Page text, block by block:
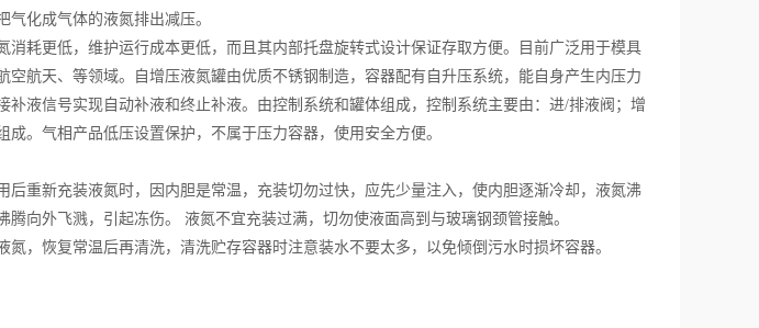
化成气体的液氮排出减压。
耗更低，维护运行成本更低，而且其内部托盘旋转式设计保证存取方便。目前广泛用于模具
空航天、等领域。自增压液氮罐由优质不锈钢制造，容器配有自升压系统，能自身产生内压力
补液信号实现自动补液和终止补液。由控制系统和罐体组成，控制系统主要由：进/排液阀；增
。气相产品低压设置保护，不属于压力容器，使用安全方便。
重新充装液氮时，因内胆是常温，充装切勿过快，应先少量注入，使内胆逐渐冷却，液氮沸
向外飞溅，引起冻伤。 液氮不宜充装过满，切勿使液面高到与玻璃钢颈管接触。
恢复常温后再清洗，清洗贮存容器时注意装水不要太多，以免倾倒污水时损坏容器。